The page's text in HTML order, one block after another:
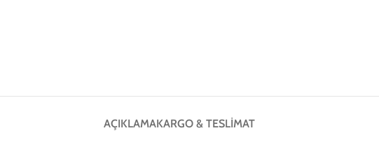
AÇIKLAMAKARGO & TESLIMAT